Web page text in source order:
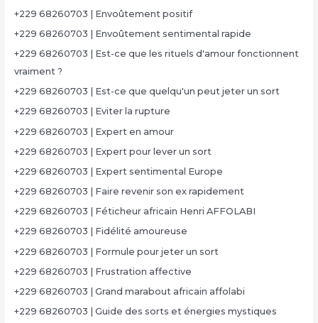
+229 68260703 | Envoûtement positif
+229 68260703 | Envoûtement sentimental rapide
+229 68260703 | Est-ce que les rituels d'amour fonctionnent
vraiment ?
+229 68260703 | Est-ce que quelqu'un peut jeter un sort
+229 68260703 | Eviter la rupture
+229 68260703 | Expert en amour
+229 68260703 | Expert pour lever un sort
+229 68260703 | Expert sentimental Europe
+229 68260703 | Faire revenir son ex rapidement
+229 68260703 | Féticheur africain Henri AFFOLABI
+229 68260703 | Fidélité amoureuse
+229 68260703 | Formule pour jeter un sort
+229 68260703 | Frustration affective
+229 68260703 | Grand marabout africain affolabi
+229 68260703 | Guide des sorts et énergies mystiques